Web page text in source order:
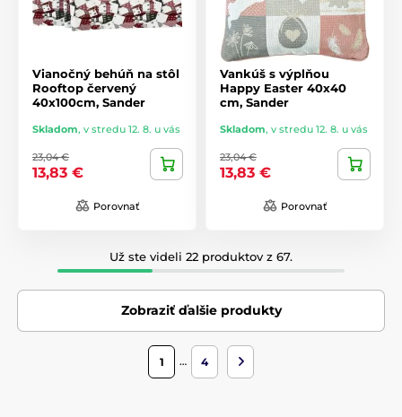
Vianočný behúň na stôl
Rooftop červený
40x100cm, Sander
Skladom, v stredu 12. 8. u vás
23,04 €
13,83 €
Porovnať
Vankúš s výplňou
Happy Easter 40x40
cm, Sander
Skladom, v stredu 12. 8. u vás
23,04 €
13,83 €
Porovnať
Už ste videli 22 produktov z 67.
Zobraziť ďalšie produkty
1 … 4